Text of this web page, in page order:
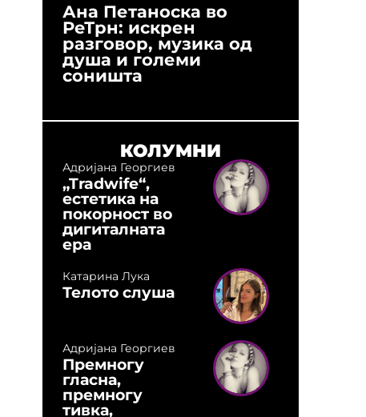
Ана Петаноска во
РеТрн: искрен
разговор, музика од
душа и големи
соништа
КОЛУМНИ
Адријана Георгиев
„Tradwife“,
естетика на
покорност во
дигиталната
ера
Катарина Лука
Телото слуша
Адријана Георгиев
Премногу
гласна,
премногу
тивка,